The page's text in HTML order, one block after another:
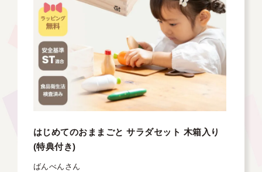
はじめてのおままごと サラダセット 木箱入り
(特典付き)
ばんべん